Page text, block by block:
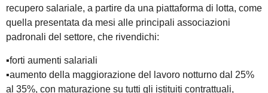
recupero salariale, a partire da una piattaforma di lotta, come
quella presentata da mesi alle principali associazioni
padronali del settore, che rivendichi:
▪️forti aumenti salariali
▪️aumento della maggiorazione del lavoro notturno dal 25%
al 35%, con maturazione su tutti gli istituiti contrattuali,